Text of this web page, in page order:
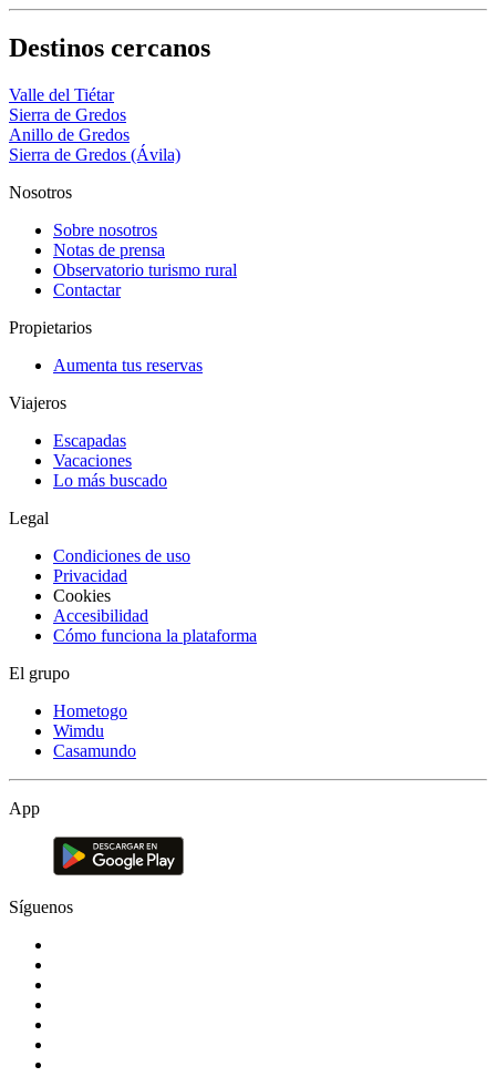
Destinos cercanos
Valle del Tiétar
Sierra de Gredos
Anillo de Gredos
Sierra de Gredos (Ávila)
Nosotros
Sobre nosotros
Notas de prensa
Observatorio turismo rural
Contactar
Propietarios
Aumenta tus reservas
Viajeros
Escapadas
Vacaciones
Lo más buscado
Legal
Condiciones de uso
Privacidad
Cookies
Accesibilidad
Cómo funciona la plataforma
El grupo
Hometogo
Wimdu
Casamundo
App
Síguenos